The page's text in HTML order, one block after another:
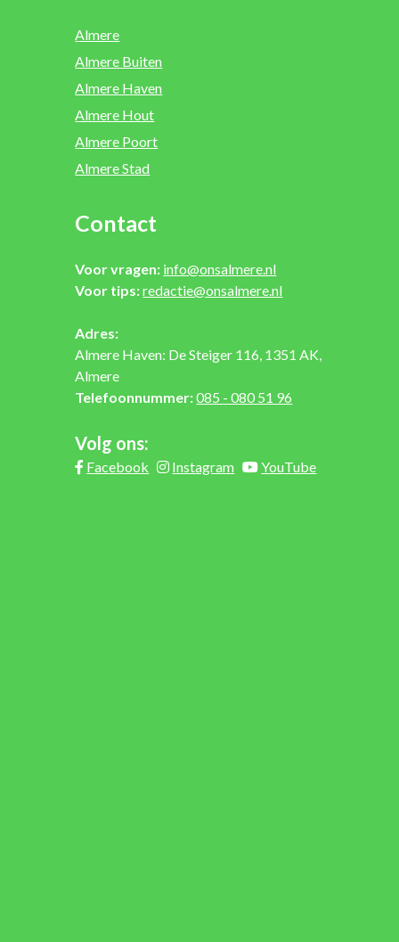
Almere
Almere Buiten
Almere Haven
Almere Hout
Almere Poort
Almere Stad
Contact
Voor vragen: info@onsalmere.nl
Voor tips:redactie@onsalmere.nl
Adres:
Almere Haven: De Steiger 116, 1351 AK,
Almere
Telefoonnummer:085 - 080 51 96
Volg ons:
Facebook Instagram YouTube